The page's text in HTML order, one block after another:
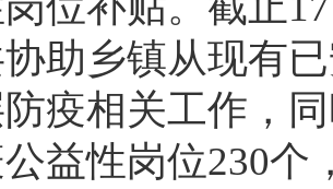
助乡镇从现有
疫相关工作，
益性岗位230个